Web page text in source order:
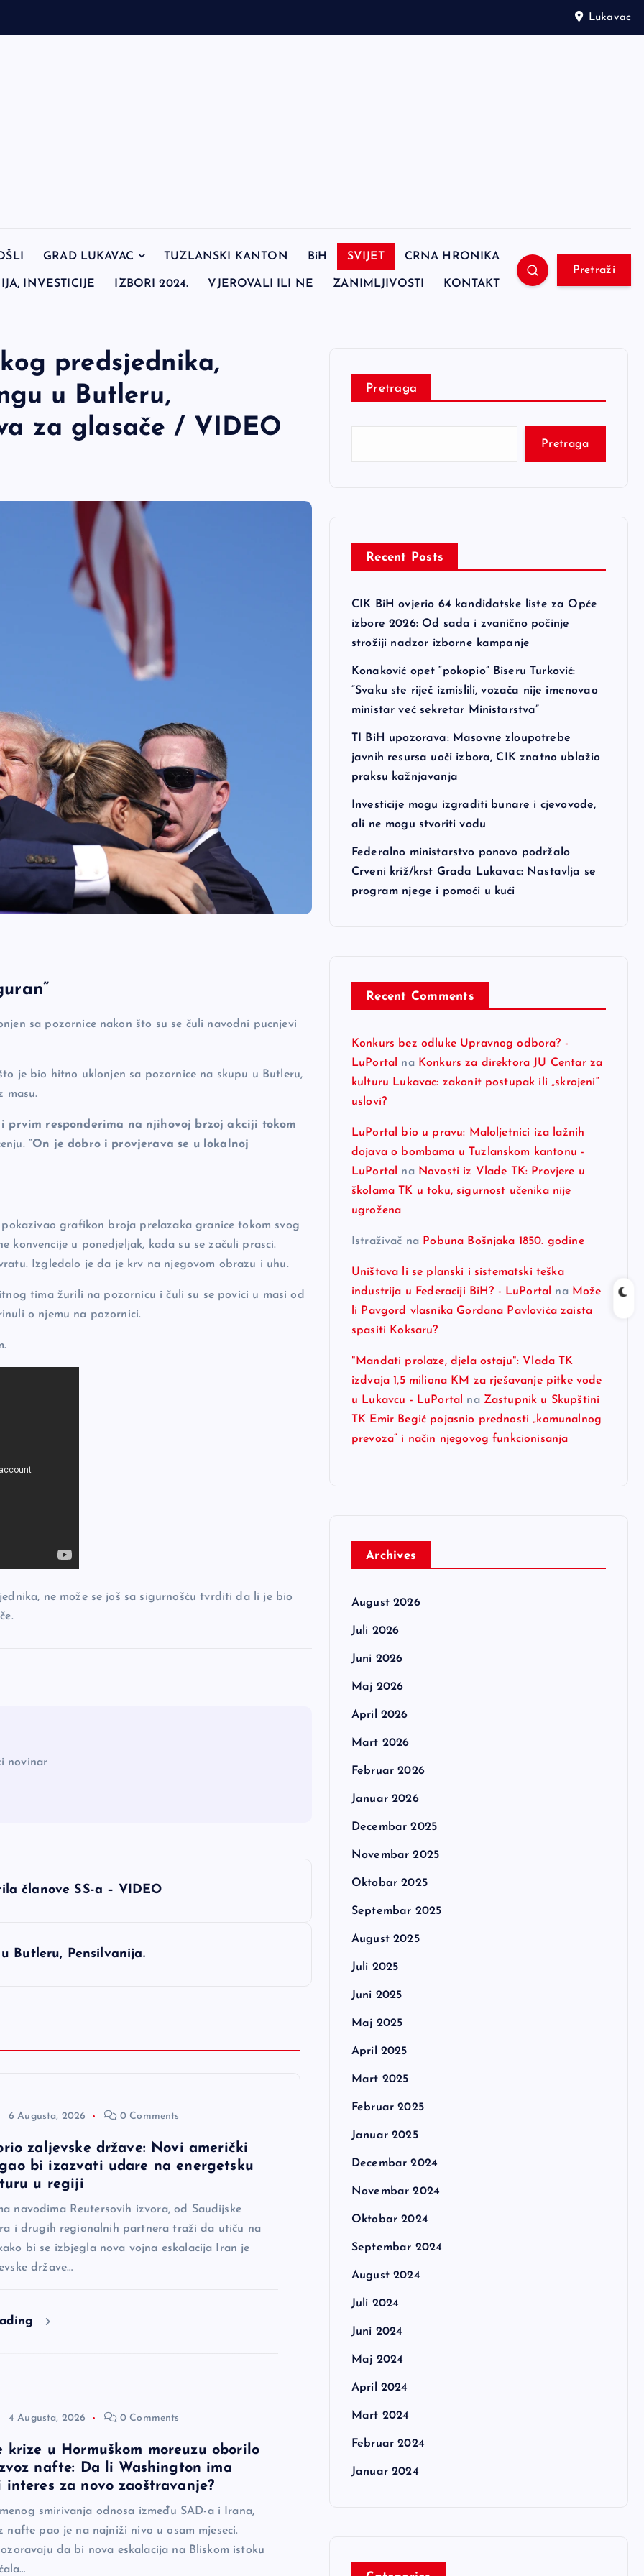
Lukavac
GRAD LUKAVAC TUZLANSKI KANTON BiH SVIJET CRNA HRONIKA
INVESTICIJE IZBORI 2024. VJEROVALI ILI NE ZANIMLJIVOSTI KONTAKT
Pretraži
predsjednika,
u Butleru,
za glasače / VIDEO
sa pozornice nakon što su se čuli navodni pucnjevi
je bio hitno uklonjen sa pozornice na skupu u Butleru,
masu.
prvim responderima na njihovoj brzoj akciji tokom
“On je dobro i provjerava se u lokalnoj
grafikon broja prelazaka granice tokom svog
konvencije u ponedjeljak, kada su se začuli prasci.
Izgledalo je da je krv na njegovom obrazu i uhu.
tima žurili na pozornicu i čuli su se povici u masi od
o njemu na pozornici.
ne može se još sa sigurnošću tvrditi da li je bio
novinar
članove SS-a – VIDEO
Butleru, Pensilvanija.
6 Augusta, 2026 0 Comments
zaljevske države: Novi američki
bi izazvati udare na energetsku
u regiji
navodima Reutersovih izvora, od Saudijske
i drugih regionalnih partnera traži da utiču na
bi se izbjegla nova vojna eskalacija Iran je
države…
4 Augusta, 2026 0 Comments
krize u Hormuškom moreuzu oborilo
nafte: Da li Washington ima
interes za novo zaoštravanje?
smirivanja odnosa između SAD-a i Irana,
nafte pao je na najniži nivo u osam mjeseci.
da bi nova eskalacija na Bliskom istoku
Pretraga
Pretraga
Recent Posts
CIK BiH ovjerio 64 kandidatske liste za Opće
izbore 2026: Od sada i zvanično počinje
strožiji nadzor izborne kampanje
Konaković opet “pokopio” Biseru Turković:
“Svaku ste riječ izmislili, vozača nije imenovao
ministar već sekretar Ministarstva”
TI BiH upozorava: Masovne zloupotrebe
javnih resursa uoči izbora, CIK znatno ublažio
praksu kažnjavanja
Investicije mogu izgraditi bunare i cjevovode,
ali ne mogu stvoriti vodu
Federalno ministarstvo ponovo podržalo
Crveni križ/krst Grada Lukavac: Nastavlja se
program njege i pomoći u kući
Recent Comments
Konkurs bez odluke Upravnog odbora? -
LuPortal
na Konkurs za direktora JU Centar za
kulturu Lukavac: zakonit postupak ili „skrojeni“
uslovi?
LuPortal bio u pravu: Maloljetnici iza lažnih
dojava o bombama u Tuzlanskom kantonu -
LuPortal
na Novosti iz Vlade TK: Provjere u
školama TK u toku, sigurnost učenika nije
ugrožena
Istraživač na Pobuna Bošnjaka 1850. godine
Uništava li se planski i sistematski teška
industrija u Federaciji BiH? - LuPortal
na Može
li Pavgord vlasnika Gordana Pavlovića zaista
spasiti Koksaru?
"Mandati prolaze, djela ostaju": Vlada TK
izdvaja 1,5 miliona KM za rješavanje pitke vode
u Lukavcu - LuPortal
na Zastupnik u Skupštini
TK Emir Begić pojasnio prednosti „komunalnog
prevoza“ i način njegovog funkcionisanja
Archives
August 2026
Juli 2026
Juni 2026
Maj 2026
April 2026
Mart 2026
Februar 2026
Januar 2026
Decembar 2025
Novembar 2025
Oktobar 2025
Septembar 2025
August 2025
Juli 2025
Juni 2025
Maj 2025
April 2025
Mart 2025
Februar 2025
Januar 2025
Decembar 2024
Novembar 2024
Oktobar 2024
Septembar 2024
August 2024
Juli 2024
Juni 2024
Maj 2024
April 2024
Mart 2024
Februar 2024
Januar 2024